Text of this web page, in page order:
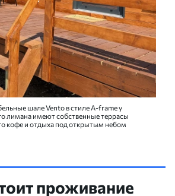
шале Vento в стиле A-frame у
лимана имеют собственные террасы
кофе и отдыха под открытым небом
проживание